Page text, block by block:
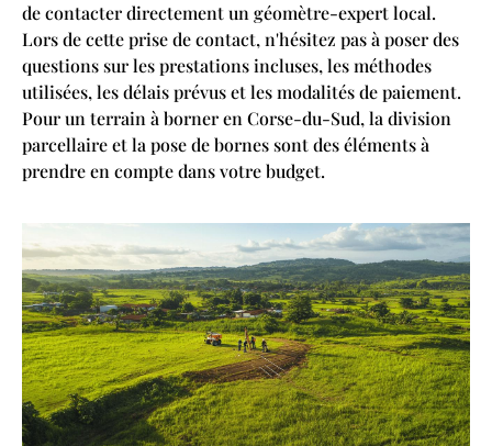
de contacter directement un géomètre-expert local.
Lors de cette prise de contact, n'hésitez pas à poser des
questions sur les prestations incluses, les méthodes
utilisées, les délais prévus et les modalités de paiement.
Pour un terrain à borner en Corse-du-Sud, la division
parcellaire et la pose de bornes sont des éléments à
prendre en compte dans votre budget.